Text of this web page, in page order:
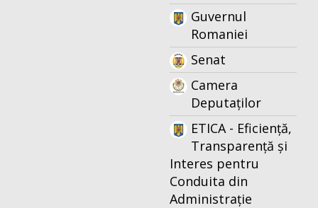
Guvernul
Romaniei
Senat
Camera
Deputaților
ETICA - Eficiență,
Transparență și
Interes pentru
Conduita din
Administrație